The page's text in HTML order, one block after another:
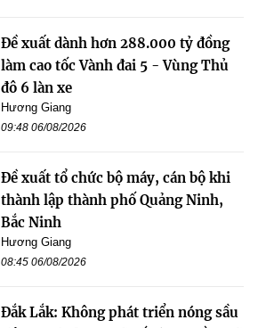
Đề xuất dành hơn 288.000 tỷ đồng
làm cao tốc Vành đai 5 - Vùng Thủ
đô 6 làn xe
Hương Giang
09:48 06/08/2026
Đề xuất tổ chức bộ máy, cán bộ khi
thành lập thành phố Quảng Ninh,
Bắc Ninh
Hương Giang
08:45 06/08/2026
Đắk Lắk: Không phát triển nóng sầu